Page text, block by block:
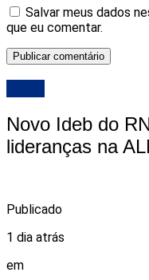
Salvar meus dados
que eu comentar.
Novo Ideb do
lideranças na
Publicado
1 dia atrás
em